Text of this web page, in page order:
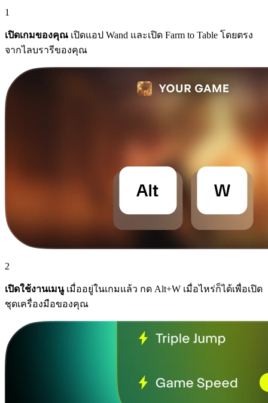
1
เปิดเกมของคุณ เปิดแอป Wand และเปิด Farm to Table โดยตรง
จากไลบรารีของคุณ
2
เปิดใช้งานเมนูเมื่ออยู่ในเกมแล้ว กด Alt+W เมื่อไหร่ก็ได้เพื่อเปิด
ชุดเครื่องมือของคุณ